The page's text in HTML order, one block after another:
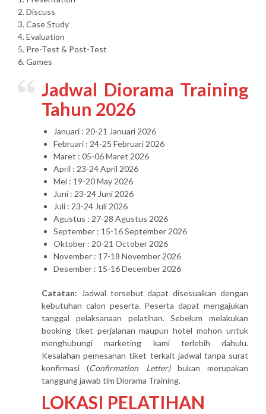
2. Discuss
3. Case Study
4. Evaluation
5. Pre-Test & Post-Test
6. Games
Jadwal Diorama Training
Tahun 2026
Januari : 20-21 Januari 2026
Februari : 24-25 Februari 2026
Maret : 05-06 Maret 2026
April : 23-24 April 2026
Mei : 19-20 May 2026
Juni : 23-24 Juni 2026
Juli : 23-24 Juli 2026
Agustus : 27-28 Agustus 2026
September : 15-16 September 2026
Oktober : 20-21 October 2026
November : 17-18 November 2026
Desember : 15-16 December 2026
Catatan: Jadwal tersebut dapat disesuaikan dengan
kebutuhan calon peserta. Peserta dapat mengajukan
tanggal pelaksanaan pelatihan. Sebelum melakukan
booking tiket perjalanan maupun hotel mohon untuk
menghubungi marketing kami terlebih dahulu.
Kesalahan pemesanan tiket terkait jadwal tanpa surat
konfirmasi (Confirmation Letter)bukan merupakan
tanggung jawab tim Diorama Training.
LOKASI PELATIHAN